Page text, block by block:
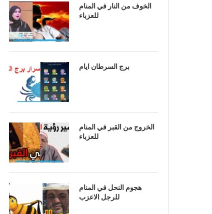
الخوف من النار في المنام
للعزباء
برج السرطان ايام
الخروج من القبر في المنام
للعزباء
هجوم النحل في المنام
للرجل الاعزب